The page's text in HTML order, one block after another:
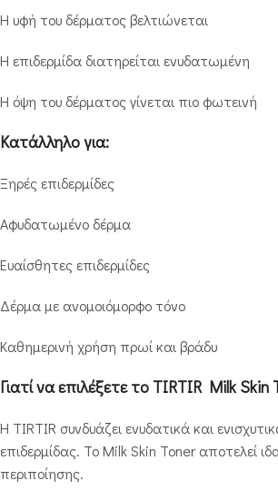
Η υφή του δέρματος βελτιώνεται
Η επιδερμίδα διατηρείται ενυδατωμένη
Η όψη του δέρματος γίνεται πιο φωτεινή
Κατάλληλο για:
Ξηρές επιδερμίδες
Αφυδατωμένο δέρμα
Ευαίσθητες επιδερμίδες
Δέρμα με ανομοιόμορφο τόνο
Καθημερινή χρήση πρωί και βράδυ
Γιατί να επιλέξετε το TIRTIR Milk Skin
Η TIRTIR συνδυάζει ενυδατικά και
επιδερμίδας. Το Milk Skin Toner αποτελεί
περιποίησης.